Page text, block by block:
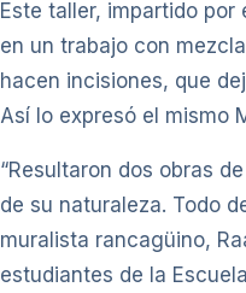
Este taller, impartido
en un trabajo con
hacen incisiones, que
Así lo expresó el mismo
“Resultaron dos obras
de su naturaleza. Todo
muralista rancagüino,
estudiantes de la